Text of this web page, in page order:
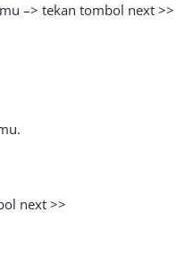
–> tekan tombol next >>
next >>